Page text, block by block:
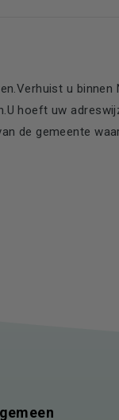
u
hoeft uw
de gemeente